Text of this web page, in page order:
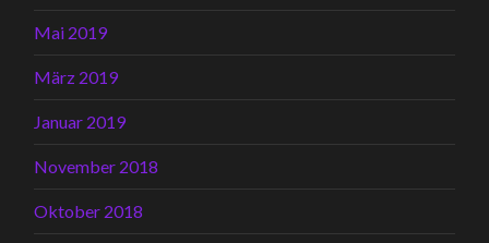
Mai 2019
März 2019
Januar 2019
November 2018
Oktober 2018